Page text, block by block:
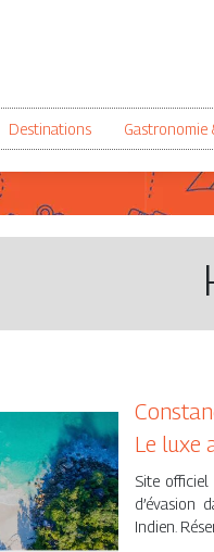
Destinations
Le luxe
Site officiel
d’évasion
Indien.